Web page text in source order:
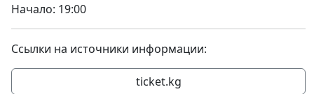
Начало: 19:00
Ссылки на источники информации:
ticket.kg